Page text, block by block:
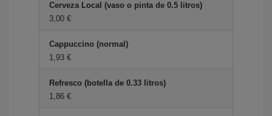
Cerveza Local (vaso o pinta de 0.5 litros)
3,00 €
Cappuccino (normal)
1,93 €
Refresco (botella de 0.33 litros)
1,86 €